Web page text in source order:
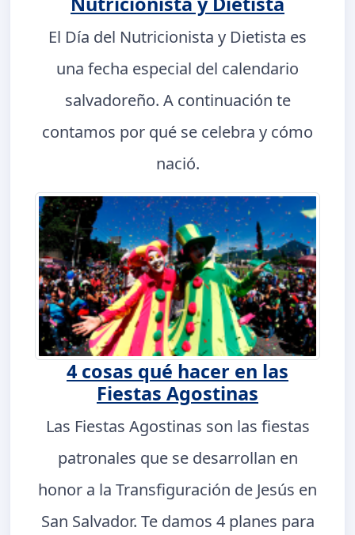
El Día del Nutricionista y Dietista es
una fecha especial del calendario
salvadoreño. A continuación te
contamos por qué se celebra y cómo
nació.
4 cosas qué hacer en las
Fiestas Agostinas
Las Fiestas Agostinas son las fiestas
patronales que se desarrollan en
honor a la Transfiguración de Jesús en
San Salvador. Te damos 4 planes para